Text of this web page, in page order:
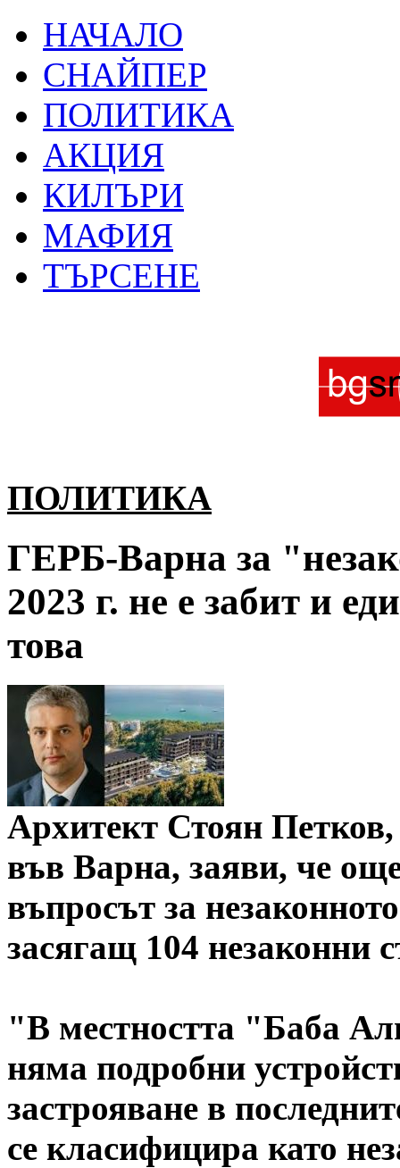
НАЧАЛО
СНАЙПЕР
ПОЛИТИКА
АКЦИЯ
КИЛЪРИ
МАФИЯ
ТЪРСЕНЕ
ПОЛИТИКА
ГЕРБ-Варна за
2023 г. не е забит и
това
Архитект Стоян
във Варна, заяви, че
въпросът за
засягащ 104 незаконни
"В местността "Баба
няма подробни
застрояване в
се класифицира като